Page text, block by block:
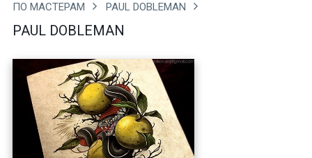
ПО МАСТЕРАМ
PAUL DOBLEMAN
PAUL DOBLEMAN